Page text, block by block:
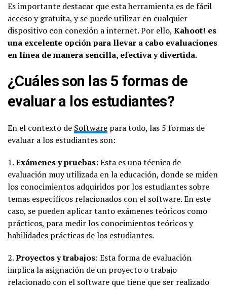
Es importante destacar que esta herramienta es de fácil
acceso y gratuita, y se puede utilizar en cualquier
dispositivo con conexión a internet. Por ello, Kahoot! es
una excelente opción para llevar a cabo evaluaciones
en línea de manera sencilla, efectiva y divertida.
¿Cuáles son las 5 formas de
evaluar a los estudiantes?
En el contexto de Software para todo, las 5 formas de
evaluar a los estudiantes son:
1.Exámenes y pruebas: Esta es una técnica de
evaluación muy utilizada en la educación, donde se miden
los conocimientos adquiridos por los estudiantes sobre
temas específicos relacionados con el software. En este
caso, se pueden aplicar tanto exámenes teóricos como
prácticos, para medir los conocimientos teóricos y
habilidades prácticas de los estudiantes.
2.Proyectos y trabajos: Esta forma de evaluación
implica la asignación de un proyecto o trabajo
relacionado con el software que tiene que ser realizado